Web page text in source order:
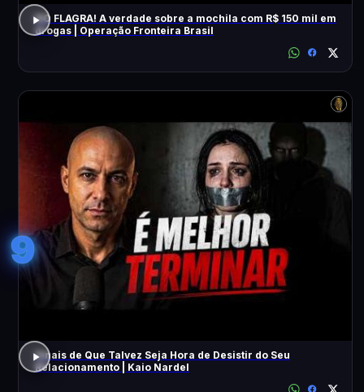
NO FLAGRA! A verdade sobre a mochila com R$ 150 mil em
drogas | Operação Fronteira Brasil
9
Sinais de Que Talvez Seja Hora de Desistir do Seu
Relacionamento | Kaio Nardel